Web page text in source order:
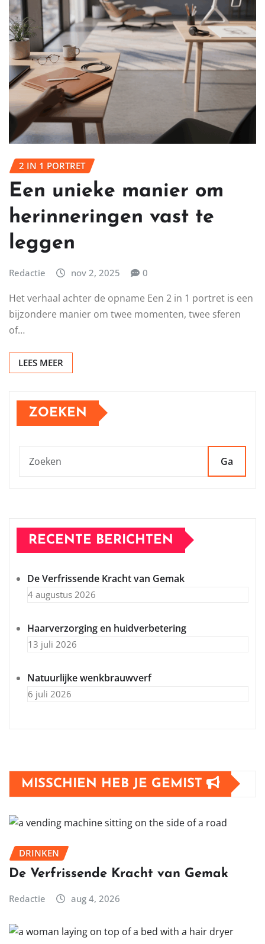
2 IN 1 PORTRET
Een unieke manier om
herinneringen vast te
leggen
Redactie nov 2, 2025 0
Het verhaal achter de opname Een 2 in 1 portret is een
bijzondere manier om twee momenten, twee sferen
of…
LEES MEER
ZOEKEN
Ga
RECENTE BERICHTEN
De Verfrissende Kracht van Gemak
4 augustus 2026
Haarverzorging en huidverbetering
13 juli 2026
Natuurlijke wenkbrauwverf
6 juli 2026
MISSCHIEN HEB JE GEMIST
DRINKEN
De Verfrissende Kracht van Gemak
Redactie aug 4, 2026